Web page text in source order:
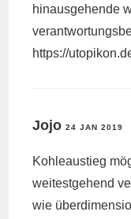
hinausgehende
https://
Jojo24 JAN 2019
Kohleaustieg
weitestgehend
wie